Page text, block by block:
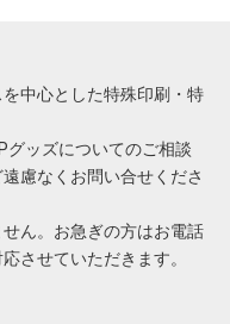
中心とした特殊印刷・特
グッズについてのご相談
慮なくお問い合せくださ
ん。お急ぎの方はお電話
させていただきます。